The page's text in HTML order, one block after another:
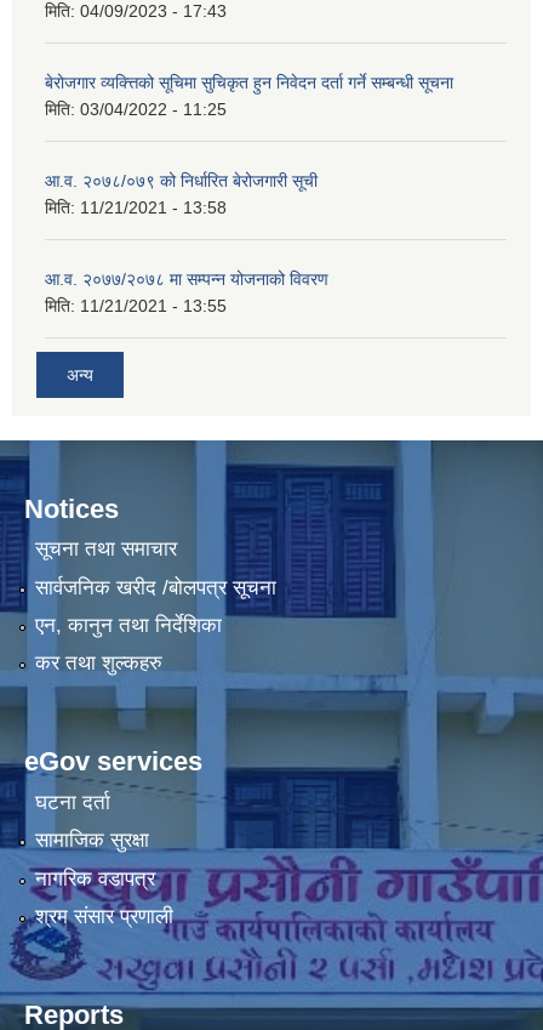
मिति: 04/09/2023 - 17:43
बेरोजगार व्यक्त्तिको सूचिमा सुचिकृत हुन निवेदन दर्ता गर्ने सम्बन्धी सूचना
मिति: 03/04/2022 - 11:25
आ.व. २०७८/०७९ को निर्धारित बेरोजगारी सूची
मिति: 11/21/2021 - 13:58
आ.व. २०७७/२०७८ मा सम्पन्न योजनाको विवरण
मिति: 11/21/2021 - 13:55
अन्य
Notices
सूचना तथा समाचार
सार्वजनिक खरीद /बोलपत्र सूचना
एन, कानुन तथा निर्देशिका
कर तथा शुल्कहरु
eGov services
घटना दर्ता
सामाजिक सुरक्षा
नागरिक वडापत्र
श्रम संसार प्रणाली
Reports